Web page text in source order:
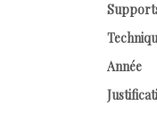
Année